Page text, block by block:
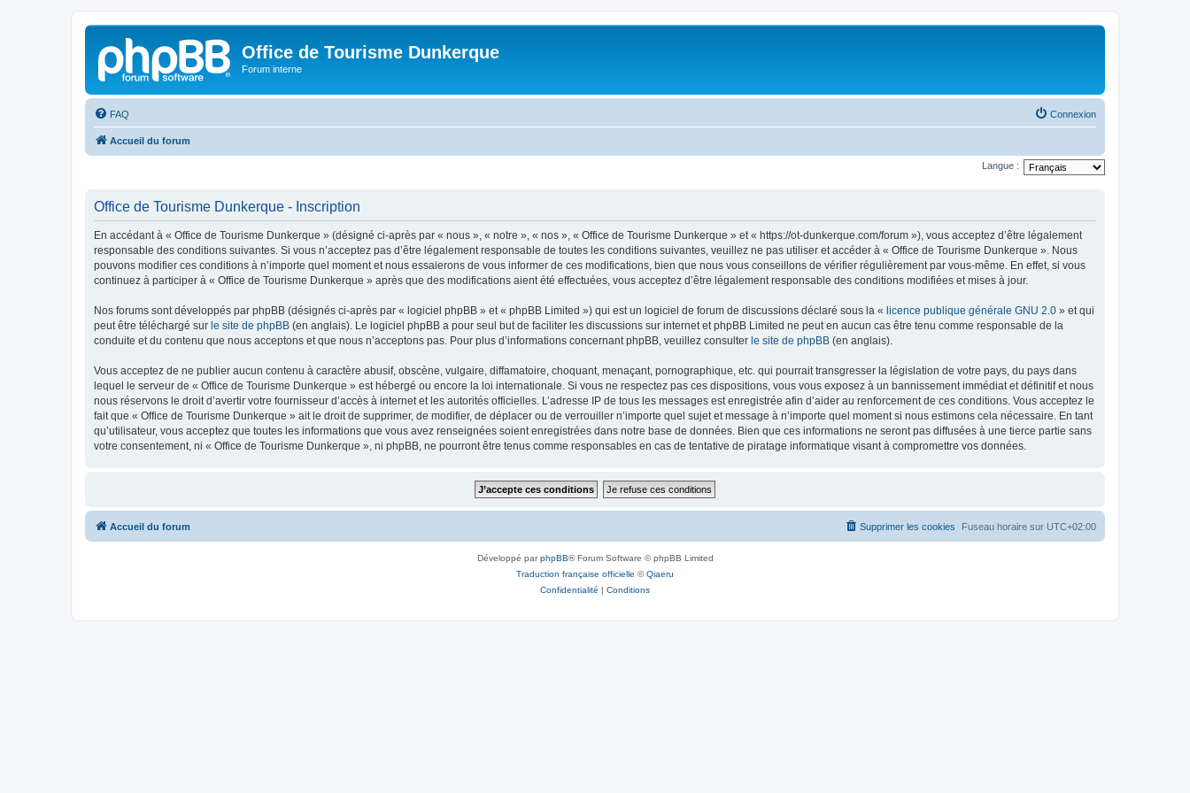
Office de Tourisme Dunkerque
Forum interne
FAQ Connexion
Accueil du forum
Langue :
Office de Tourisme Dunkerque - Inscription
En accédant à « Office de Tourisme Dunkerque » (désigné ci-après par « nous », « notre », « nos », « Office de Tourisme Dunkerque » et « https://ot-dunkerque.com/forum »), vous acceptez d’être légalement
responsable des conditions suivantes. Si vous n’acceptez pas d’être légalement responsable de toutes les conditions suivantes, veuillez ne pas utiliser et accéder à « Office de Tourisme Dunkerque ». Nous
pouvons modifier ces conditions à n’importe quel moment et nous essaierons de vous informer de ces modifications, bien que nous vous conseillons de vérifier régulièrement par vous-même. En effet, si vous
continuez à participer à « Office de Tourisme Dunkerque » après que des modifications aient été effectuées, vous acceptez d’être légalement responsable des conditions modifiées et mises à jour.
Nos forums sont développés par phpBB (désignés ci-après par « logiciel phpBB » et « phpBB Limited ») qui est un logiciel de forum de discussions déclaré sous la « licence publique générale GNU 2.0 » et qui
peut être téléchargé sur le site de phpBB (en anglais). Le logiciel phpBB a pour seul but de faciliter les discussions sur internet et phpBB Limited ne peut en aucun cas être tenu comme responsable de la
conduite et du contenu que nous acceptons et que nous n’acceptons pas. Pour plus d’informations concernant phpBB, veuillez consulter le site de phpBB (en anglais).
Vous acceptez de ne publier aucun contenu à caractère abusif, obscène, vulgaire, diffamatoire, choquant, menaçant, pornographique, etc. qui pourrait transgresser la législation de votre pays, du pays dans
lequel le serveur de « Office de Tourisme Dunkerque » est hébergé ou encore la loi internationale. Si vous ne respectez pas ces dispositions, vous vous exposez à un bannissement immédiat et définitif et nous
nous réservons le droit d’avertir votre fournisseur d’accès à internet et les autorités officielles. L’adresse IP de tous les messages est enregistrée afin d’aider au renforcement de ces conditions. Vous acceptez le
fait que « Office de Tourisme Dunkerque » ait le droit de supprimer, de modifier, de déplacer ou de verrouiller n’importe quel sujet et message à n’importe quel moment si nous estimons cela nécessaire. En tant
qu’utilisateur, vous acceptez que toutes les informations que vous avez renseignées soient enregistrées dans notre base de données. Bien que ces informations ne seront pas diffusées à une tierce partie sans
votre consentement, ni « Office de Tourisme Dunkerque », ni phpBB, ne pourront être tenus comme responsables en cas de tentative de piratage informatique visant à compromettre vos données.
Accueil du forum Fuseau horaire sur UTC+02:00
Supprimer les cookies
Développé parphpBB® Forum Software © phpBB Limited
Traduction française officielle ©Qiaeru
Confidentialité | Conditions